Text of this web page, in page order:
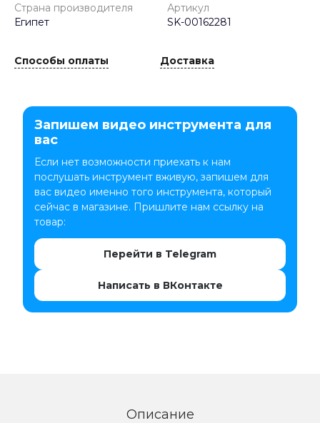
Страна производителя
Египет
Артикул
SK-00162281
Способы оплаты Доставка
Запишем видео инструмента для
вас
Если нет возможности приехать к нам
послушать инструмент вживую, запишем для
вас видео именно того инструмента, который
сейчас в магазине. Пришлите нам ссылку на
товар:
Перейти в Telegram
Написать в ВКонтакте
Описание